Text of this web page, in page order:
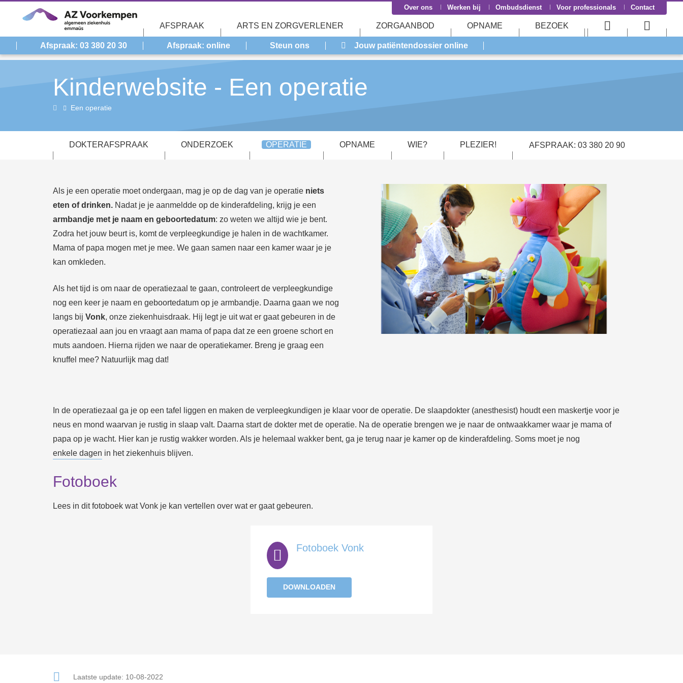
Over ons Werken bij Ombudsdienst Voor professionals Contact
AFSPRAAK ARTS EN ZORGVERLENER ZORGAANBOD OPNAME BEZOEK
User
menu
menu
Afspraak: 03 380 20 30 Afspraak: online Steun ons Jouw patiëntendossier online
Kinderwebsite - Een operatie
Kinderwebsite
Een operatie
DOKTERAFSPRAAK ONDERZOEK OPERATIE OPNAME WIE? PLEZIER! AFSPRAAK: 03 380 20 90
Als je een operatie moet ondergaan, mag je op de dag van je operatie niets
eten of drinken. Nadat je je aanmeldde op de kinderafdeling, krijg je een
armbandje met je naam en geboortedatum: zo weten we altijd wie je bent.
Zodra het jouw beurt is, komt de verpleegkundige je halen in de wachtkamer.
Mama of papa mogen met je mee. We gaan samen naar een kamer waar je je
kan omkleden.
Als het tijd is om naar de operatiezaal te gaan, controleert de verpleegkundige
nog een keer je naam en geboortedatum op je armbandje. Daarna gaan we nog
langs bij Vonk, onze ziekenhuisdraak. Hij legt je uit wat er gaat gebeuren in de
operatiezaal aan jou en vraagt aan mama of papa dat ze een groene schort en
muts aandoen. Hierna rijden we naar de operatiekamer. Breng je graag een
knuffel mee? Natuurlijk mag dat!
In de operatiezaal ga je op een tafel liggen en maken de verpleegkundigen je klaar voor de operatie. De slaapdokter (anesthesist) houdt een maskertje voor je
neus en mond waarvan je rustig in slaap valt. Daarna start de dokter met de operatie. Na de operatie brengen we je naar de ontwaakkamer waar je mama of
papa op je wacht. Hier kan je rustig wakker worden. Als je helemaal wakker bent, ga je terug naar je kamer op de kinderafdeling. Soms moet je nog
enkele dagen in het ziekenhuis blijven.
Fotoboek
Lees in dit fotoboek wat Vonk je kan vertellen over wat er gaat gebeuren.
Fotoboek Vonk
DOWNLOADEN
Laatste update: 10-08-2022